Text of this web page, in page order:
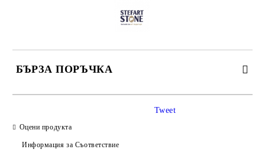
БЪРЗА ПОРЪЧКА
Tweet
Оцени продукта
Информация за Съответствие